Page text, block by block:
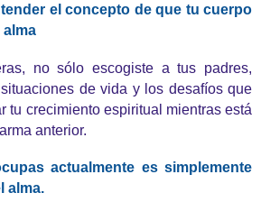
el concepto de que tu cuerpo
alma
no sólo escogiste a tus padres,
de vida y los desafíos que
tu crecimiento espiritual mientras está
anterior.
actualmente es simplemente
alma.